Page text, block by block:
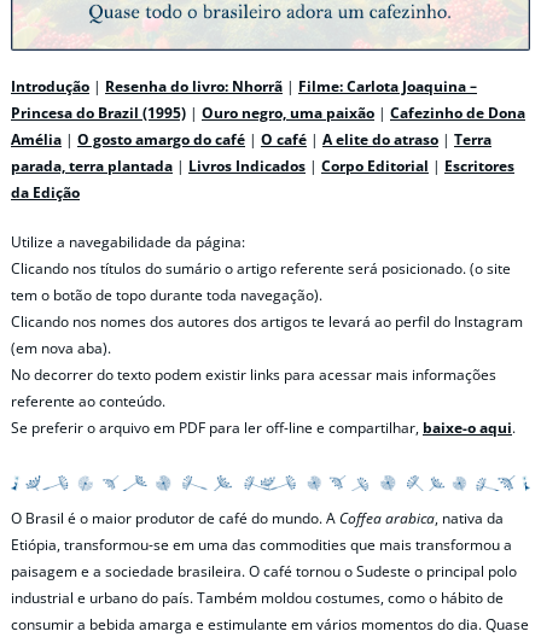
Introdução | Resenha do livro: Nhorrã | Filme: Carlota Joaquina –
Princesa do Brazil (1995) | Ouro negro, uma paixão | Cafezinho de Dona
Amélia | O gosto amargo do café | O café | A elite do atraso | Terra
parada, terra plantada | Livros Indicados | Corpo Editorial | Escritores
da Edição
Utilize a navegabilidade da página:
Clicando nos títulos do sumário o artigo referente será posicionado. (o site
tem o botão de topo durante toda navegação).
Clicando nos nomes dos autores dos artigos te levará ao perfil do Instagram
(em nova aba).
No decorrer do texto podem existir links para acessar mais informações
referente ao conteúdo.
Se preferir o arquivo em PDF para ler off-line e compartilhar, baixe-o aqui.
O Brasil é o maior produtor de café do mundo. ACoffea arabica, nativa da
Etiópia, transformou-se em uma das commodities que mais transformou a
paisagem e a sociedade brasileira. O café tornou o Sudeste o principal polo
industrial e urbano do país. Também moldou costumes, como o hábito de
consumir a bebida amarga e estimulante em vários momentos do dia. Quase